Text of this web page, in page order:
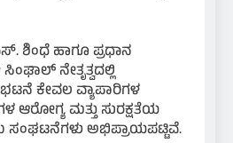
ಶಿಂಧೆ ಹಾಗೂ ಪ್ರಧಾನ
ನೇತೃತ್ವದಲ್ಲಿ
ಕೇವಲ ವ್ಯಾಪಾರಿಗಳ
ಆರೋಗ್ಯ ಮತ್ತು ಸುರಕ್ಷತೆಯ
ಸಂಘಟನೆಗಳು ಅಭಿಪ್ರಾಯಪಟ್ಟಿವೆ.